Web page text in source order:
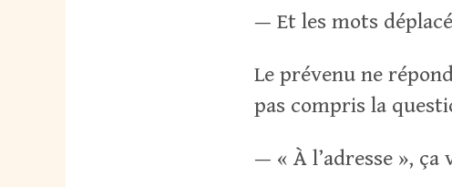
— Et les mots
Le prévenu ne
pas compris la
— « À l’adresse »,